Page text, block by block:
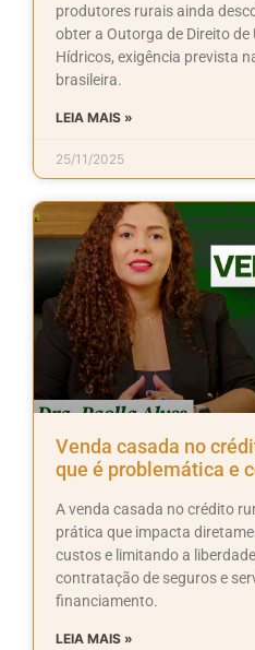
produtores rurais ainda
obter a Outorga de Direito de
Hídricos, exigência prevista
brasileira.
LEIA MAIS »
25/11/2025
Venda casada no
que é problemática e
A venda casada no crédito
prática que impacta
custos e limitando a
contratação de seguros e
financiamento.
LEIA MAIS »